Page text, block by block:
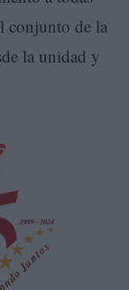
conjunto de la
la unidad y